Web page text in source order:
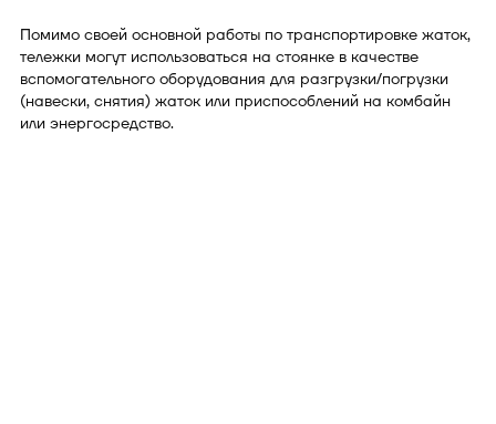
Помимо своей основной работы по транспортировке жаток,
тележки могут использоваться на стоянке в качестве
вспомогательного оборудования для разгрузки/погрузки
(навески, снятия) жаток или приспособлений на комбайн
или энергосредство.